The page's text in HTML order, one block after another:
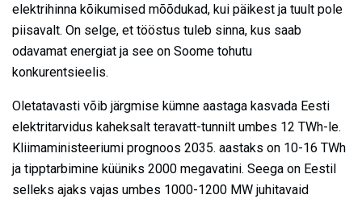
elektrihinna kõikumised mõõdukad, kui päikest ja tuult pole
piisavalt. On selge, et tööstus tuleb sinna, kus saab
odavamat energiat ja see on Soome tohutu
konkurentsieelis.
Oletatavasti võib järgmise kümne aastaga kasvada Eesti
elektritarvidus kaheksalt teravatt-tunnilt umbes 12 TWh-le.
Kliimaministeeriumi prognoos 2035. aastaks on 10-16 TWh
ja tipptarbimine küüniks 2000 megavatini. Seega on Eestil
selleks ajaks vajas umbes 1000-1200 MW juhitavaid